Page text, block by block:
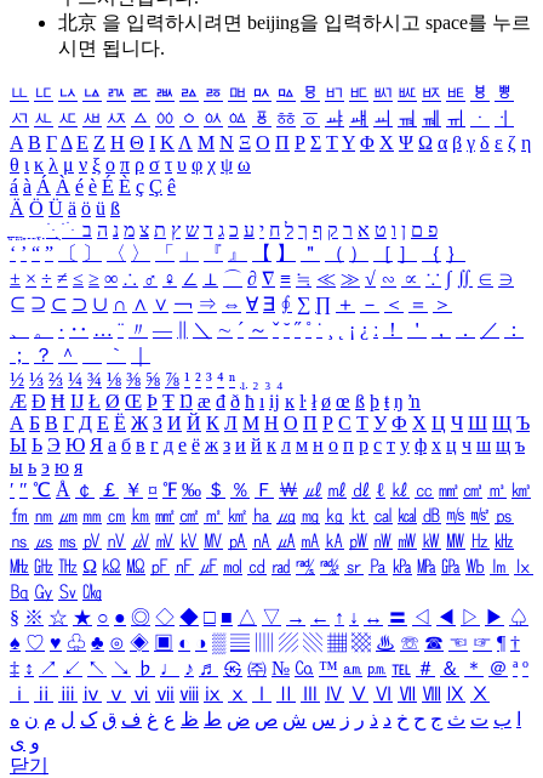
北京 을 입력하시려면 beijing을 입력하시고 space를 누르
시면 됩니다.
ㅥ ㅦ ㅧ ㅨ ㅩ ㅪ ㅫ ㅬ ㅭ ㅮ ㅯ ㅰ ㅱ ㅲ ㅳ ㅴ ㅵ ㅶ ㅷ ㅸ
ㅹ
ㅺ ㅻ ㅼ ㅽ ㅾ ㅿ ㆀ ㆁ ㆂ ㆃ ㆄ ㆅ ㆆ ㆇ ㆈ ㆉ ㆊ ㆋ ㆌ ㆍ
ㆎ
Α Β ΓΔ Ε Ζ Η Θ Ι ΚΛ Μ Ν Ξ Ο Π Ρ Σ ΤΥ Φ Χ Ψ Ω α β γ δ ε ζ η
θ ι κ λ μ ν ξ ο π ρ σ τ υ φ χ ψ ω
á à Á À é è É È ç Ç ê
Ä Ö Ü ä ö ü ß
ִֶֹ ֻּ ׁׂ פ ם ן ו ט א ר ק ף ך ל ח י ע כ ג ד ש ץ ת צ מ נ ה ב
‘ ’ “ ” 〔 〕 〈 〉 「 」 『 』 【 】 ＂ （ ） ［ ］ ｛ ｝
± × ÷ ≠ ≤ ≥ ∞ ∴ ♂ ♀ ∠ ⊥ ⌒ ∂ ∇ ≡ ≒ ≪ ≫ √ ∽ ∝ ∵ ∫ ∬ ∈ ∋
⊆ ⊇ ⊂ ⊃ ∪ ∩ ∧ ∨ ￢ ⇒ ⇔ ∀ ∃ ∮ ∑ ∏ ＋ － ＜ ＝
＞
、
。 · ‥ … ¨ 〃 ― ＼ ∼ ´ ～ ˇ ˘ ˝ ˚ ˙ ¸ ¡ ¿ ː ！ ＇ ， ． ／
：
；
？ ＾ ｀
½ ⅓ ⅔ ¼ ¾ ⅛ ⅜ ⅝ ⅞ ¹ ² ³ ⁴ ⁿ ₁ ₂ ₃ ₄
Æ Ð Ħ Ĳ Ł Ø Œ Þ Ŧ Ŋ æ đ ð ħ ı ĳ ĸ ŀ ł ø œ ß þ ŧ ŋ ŉ
А Б В Г Д Е Ё Ж З И Й К Л М Н О П Р С Т У Ф Х Ц Ч Ш Щ Ъ
Ы Ь Э Ю Я а б в г д е ё ж з и й к л м н о п р с т у ф х ц ч ш щ ъ
ы ь э ю я
′ ″ ℃ Å ￠ ￡ ￥ ¤ ℉ ‰ ＄ ％ Ｆ ￦ ㎕ ㎖ ㎗ ℓ ㎘ ㏄ ㎣ ㎤ ㎥ ㎦
㎙ ㎚ ㎛ ㎜ ㎝ ㎞ ㎟ ㎠ ㎡ ㎢ ㏊ ㎍ ㎎ ㎏ ㏏ ㎈ ㎉ ㏈ ㎧ ㎨ ㎰
㎱ ㎲ ㎳ ㎴ ㎵ ㎶ ㎷ ㎸ ㎹ ㎀ ㎁ ㎂ ㎃ ㎄ ㎺ ㎻ ㎽ ㎾ ㎿ ㎐ ㎑
㎒ ㎓ ㎔ Ω ㏀ ㏁ ㎊ ㎋ ㎌ ㏖ ㏅ ㎭ ㎮ ㎯ ㏛ ㎩ ㎪ ㎫ ㎬ ㏝ ㏐
㏓
㏃ ㏉ ㏜ ㏆
§ ※ ☆ ★ ○ ● ◎ ◇ ◆ □ ■ △ ▽ → ← ↑ ↓ ↔ 〓 ◁ ◀ ▷ ▶ ♤
♠ ♡ ♥ ♧ ♣ ⊙ ◈ ▣ ◐ ◑ ▒ ▤ ▨ ▧ ▦ ▩ ♨ ☏ ☎ ☜ ☞ ¶ †
‡ ↕ ↗ ↙ ↖ ↘ ♭ ♩ ♪ ♬ ㉿ ㈜ № ㏇ ™ ㏂ ㏘ ℡ ＃ ＆ ＊ ＠ ª º
ⅰ
ⅱ ⅲ ⅳ ⅴ ⅵ ⅶ ⅷ ⅸ ⅹ Ⅳ Ⅴ Ⅵ Ⅶ Ⅷ Ⅸ Ⅹ
ب ت ث ج ح خ د ذ ر ز س ش ص ض ط ظ ع غ ف ق ک ل م ن ه
و ی
닫기